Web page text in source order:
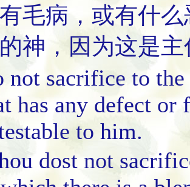
毛病，或有什
神，因为这是
not sacrifice to
has any defect
to him.
dost not